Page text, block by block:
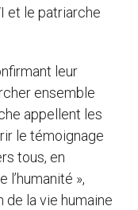
et le patriarche
leur
ensemble
appellent les
le témoignage
tous, en
»,
la vie humaine